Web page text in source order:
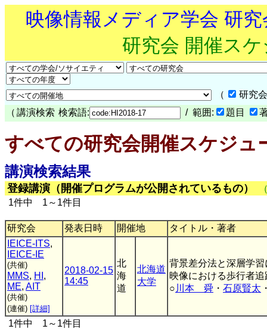
映像情報メディア学会 研
研究会 開催ス
（
研究
（ 講演検索 検索語: / 範囲: 題目
すべての研究会開催スケジュ
講演検索結果
登録講演（開催プログラムが公開されているもの）
1件中 1～1件目
研究会 発表日時 開催地
タイトル・著者
IEICE-ITS,
IEICE-IE
(共催)
MMS, HI ,
ME, AIT
(共催)
(連催) [詳細]
2018-02-15
14:45
北
海
道
北海道
大学
背景差分法と深層学
映像における歩行者
○ 川本 舜 ・ 石原賢太
1件中 1～1件目